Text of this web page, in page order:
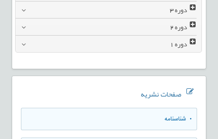
دوره3
دوره2
دوره1
صفحات نشریه
• شناسنامه